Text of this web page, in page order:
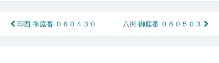
投
稿
印西 御庭番 ０６０４３０ 八街 御庭番 ０６０５０３